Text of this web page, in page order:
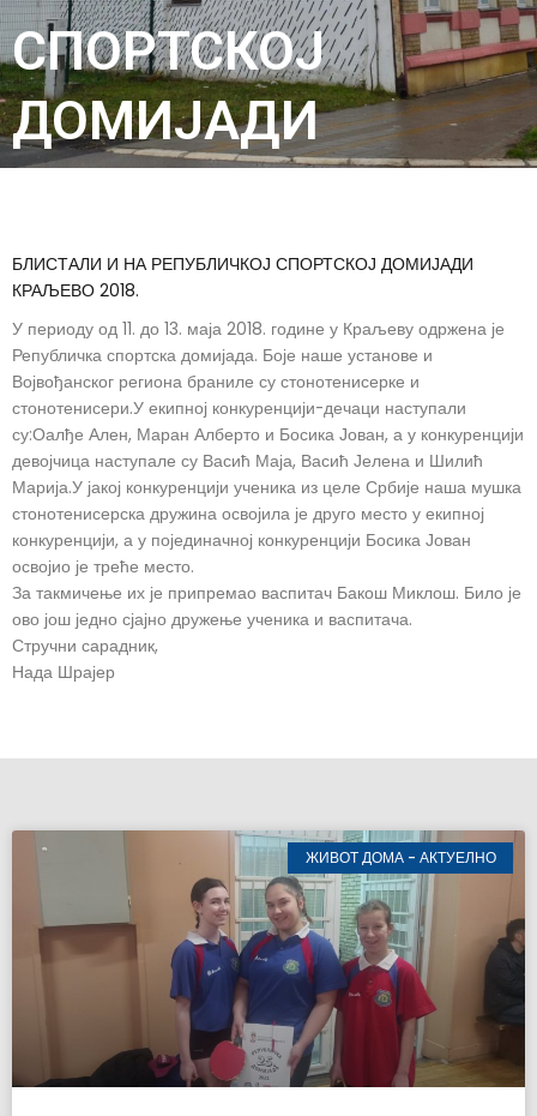
СПОРТСКОЈ
ДОМИЈАДИ
БЛИСТАЛИ И НА РЕПУБЛИЧКОЈ СПОРТСКОЈ ДОМИЈАДИ
КРАЉЕВО 2018.
У периоду од 11. до 13. маја 2018. године у Краљеву одржена је
Републичка спортска домијада. Боје наше установе и
Војвођанског региона браниле су стонотенисерке и
стонотенисери.У екипној конкуренцији-дечаци наступали
су:Оалђе Ален, Маран Алберто и Босика Јован, а у конкуренцији
девојчица наступале су Васић Маја, Васић Јелена и Шилић
Марија.У јакој конкуренцији ученика из целе Србије наша мушка
стонотенисерска дружина освојила је друго место у екипној
конкуренцији, а у појединачној конкуренцији Босика Јован
освојио је треће место.
За такмичење их је припремао васпитач Бакош Миклош. Било је
ово још једно сјајно дружење ученика и васпитача.
Стручни сарадник,
Нада Шрајер
ЖИВОТ ДОМА - АКТУЕЛНО